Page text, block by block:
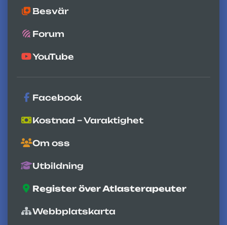
Besvär
Forum
YouTube
Facebook
Kostnad – Varaktighet
Om oss
Utbildning
Register över Atlasterapeuter
Webbplatskarta